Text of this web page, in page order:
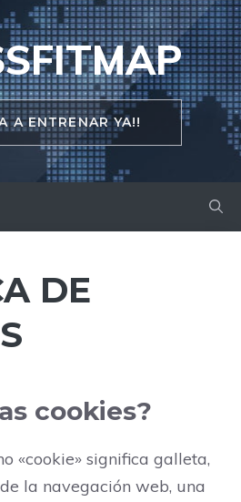
A ENTRENAR YA!!
DE
cookies?
«cookie» significa galleta,
la navegación web, una